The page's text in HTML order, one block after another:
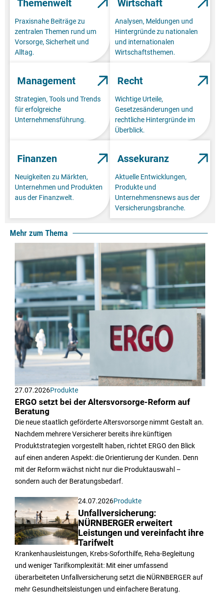
Themenwelt
Praxisnahe Beiträge zu
zentralen Themen rund um
Vorsorge, Sicherheit und
Alltag.
Wirtschaft
Analysen, Meldungen und
Hintergründe zu nationalen
und internationalen
Wirtschaftsthemen.
Management
Strategien, Tools und Trends
für erfolgreiche
Unternehmensführung.
Recht
Wichtige Urteile,
Gesetzesänderungen und
rechtliche Hintergründe im
Überblick.
Finanzen
Neuigkeiten zu Märkten,
Unternehmen und Produkten
aus der Finanzwelt.
Assekuranz
Aktuelle Entwicklungen,
Produkte und
Unternehmensnews aus der
Versicherungsbranche.
Mehr zum Thema
27.07.2026Produkte
ERGO setzt bei der Altersvorsorge-Reform auf
Beratung
Die neue staatlich geförderte Altersvorsorge nimmt Gestalt an.
Nachdem mehrere Versicherer bereits ihre künftigen
Produktstrategien vorgestellt haben, richtet ERGO den Blick
auf einen anderen Aspekt: die Orientierung der Kunden. Denn
mit der Reform wächst nicht nur die Produktauswahl –
sondern auch der Beratungsbedarf.
24.07.2026Produkte
Unfallversicherung:
NÜRNBERGER erweitert
Leistungen und vereinfacht ihre
Tarifwelt
Krankenhausleistungen, Krebs-Soforthilfe, Reha-Begleitung
und weniger Tarifkomplexität: Mit einer umfassend
überarbeiteten Unfallversicherung setzt die NÜRNBERGER auf
mehr Gesundheitsleistungen und einfachere Beratung.